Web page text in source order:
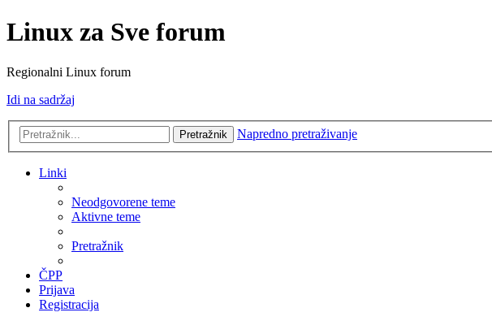
Linux za Sve forum
Regionalni Linux forum
Idi na sadržaj
Pretražnik Napredno pretraživanje
Linki
Neodgovorene teme
Aktivne teme
Pretražnik
ČPP
Prijava
Registracija